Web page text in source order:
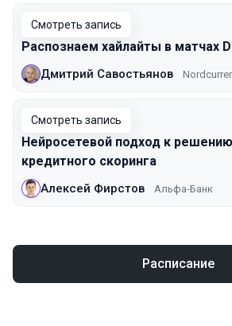
Смотреть запись
Распознаем хайлайты в матчах
Дмитрий Савостьянов
Смотреть запись
Нейросетевой подход к
кредитного скоринга
Алексей Фирстов Альфа-Банк
Расписание